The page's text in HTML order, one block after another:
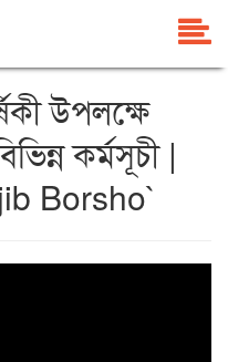
উপলক্ষে
কর্মসূচী |
Borsho`